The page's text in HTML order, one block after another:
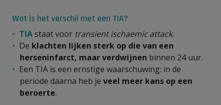
Wat is het verschil met een TIA?
TIAstaat voor transient ischaemic attack.
De klachten lijken sterk op die van een
herseninfarct, maarverdwijnen binnen 24 uur.
Een TIA is een ernstige waarschuwing: in de
periode daarna heb je veel meer kans op een
beroerte.